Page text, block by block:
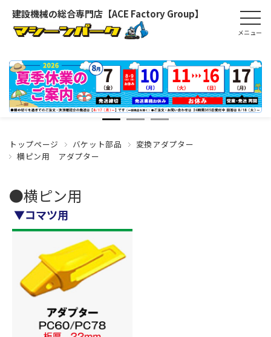
建設機械の総合専門店【ACE Factory Group】
トップページ バケット部品
変換アダプター
横ピン用 アダプター
●横ピン用
▼コマツ用